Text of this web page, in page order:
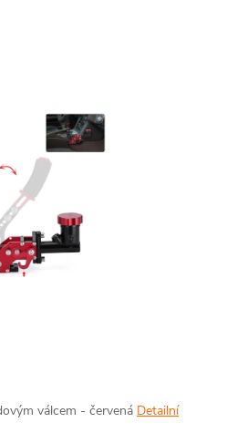
válcem - červená Detailní